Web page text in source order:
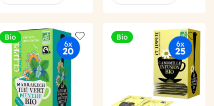
Bio
Add to wishlist
Bio
Add